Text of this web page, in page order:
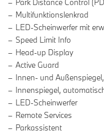
Park Distance Control
Multifunktionslenkrad
LED-Scheinwerfer mit
Speed Limit Info
Head-up Display
Active Guard
Innen- und
Innenspiegel,
LED-Scheinwerfer
Remote Services
Parkassistent